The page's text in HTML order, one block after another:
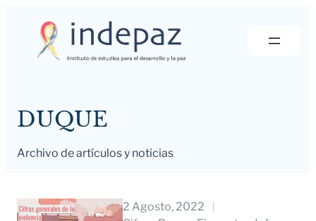
DUQUE
Archivo de artículos y noticias
2 Agosto, 2022